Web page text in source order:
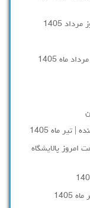
1405
ماه 1405
70 خرید و قیمت امروز پالایشگاه